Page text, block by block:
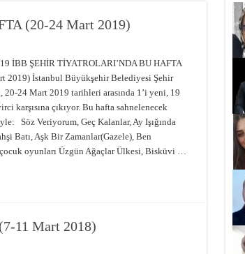
(20-24 Mart 2019)
İBB ŞEHİR TİYATROLARI’NDA BU HAFTA
2019) İstanbul Büyükşehir Belediyesi Şehir
20-24 Mart 2019 tarihleri arasında 1’i yeni, 19
karşısına çıkıyor. Bu hafta sahnelenecek
Söz Veriyorum, Geç Kalanlar, Ay Işığında
Batı, Aşk Bir Zamanlar(Gazele), Ben
çocuk oyunları Üzgün Ağaçlar Ülkesi, Bisküvi …
11 Mart 2018)